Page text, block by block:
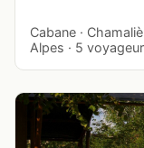
Cabane ·
Alpes · 5